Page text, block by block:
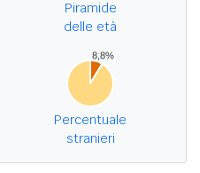
Piramide
delle età
Percentuale
stranieri